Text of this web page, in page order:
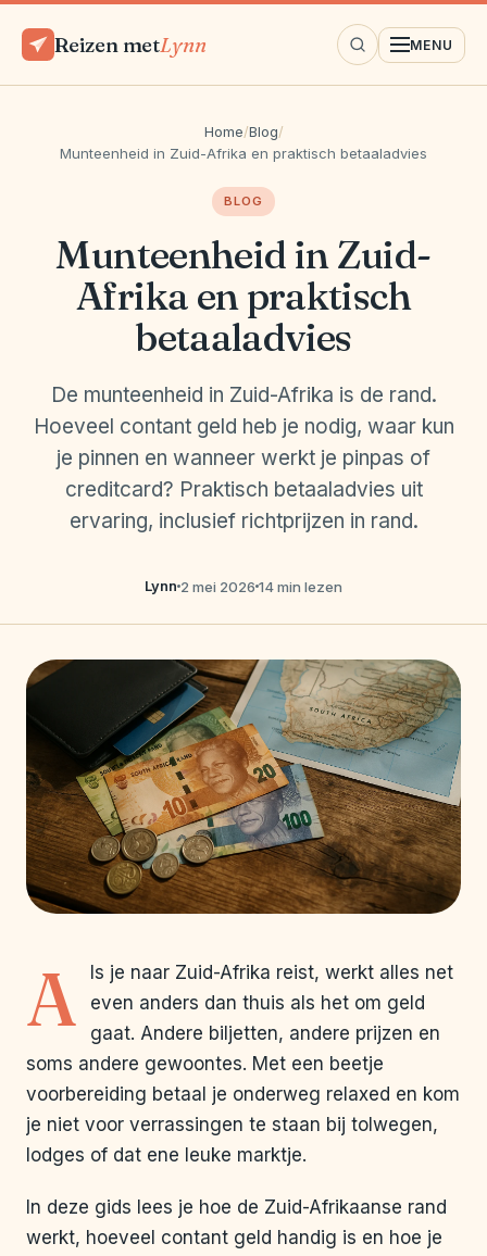
Reizen metLynn MENU
Home/Blog/
Munteenheid in Zuid-Afrika en praktisch betaaladvies
BLOG
Munteenheid in Zuid-
Afrika en praktisch
betaaladvies
De munteenheid in Zuid-Afrika is de rand.
Hoeveel contant geld heb je nodig, waar kun
je pinnen en wanneer werkt je pinpas of
creditcard? Praktisch betaaladvies uit
ervaring, inclusief richtprijzen in rand.
Lynn 2 mei 2026 14 min lezen
A
ls je naar Zuid-Afrika reist, werkt alles net
even anders dan thuis als het om geld
gaat. Andere biljetten, andere prijzen en
soms andere gewoontes. Met een beetje
voorbereiding betaal je onderweg relaxed en kom
je niet voor verrassingen te staan bij tolwegen,
lodges of dat ene leuke marktje.
In deze gids lees je hoe de Zuid-Afrikaanse rand
werkt, hoeveel contant geld handig is en hoe je